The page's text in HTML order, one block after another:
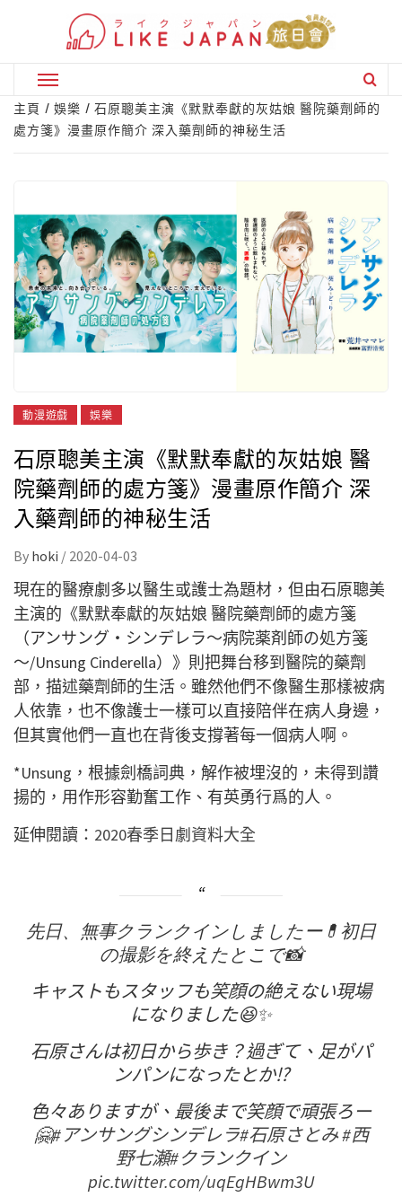
Primary
Menu
主頁 娛樂
石原聰美主演《默默奉獻的灰姑娘 醫院藥劑師的
處方箋》漫畫原作簡介 深入藥劑師的神秘生活
動漫遊戲 娛樂
石原聰美主演《默默奉獻的灰姑娘 醫
院藥劑師的處方箋》漫畫原作簡介 深
入藥劑師的神秘生活
By hoki / 2020-04-03
現在的醫療劇多以醫生或護士為題材，但由石原聰美
主演的《默默奉獻的灰姑娘 醫院藥劑師的處方箋
（アンサング・シンデレラ～病院薬剤師の処方箋
～/Unsung Cinderella）》則把舞台移到醫院的藥劑
部，描述藥劑師的生活。雖然他們不像醫生那樣被病
人依靠，也不像護士一樣可以直接陪伴在病人身邊，
但其實他們一直也在背後支撐著每一個病人啊。
*Unsung，根據劍橋詞典，解作被埋沒的，未得到讚
揚的，用作形容勤奮工作、有英勇行爲的人。
延伸閱讀： 2020春季日劇資料大全
先日、無事クランクインしましたー💊初日
の撮影を終えたとこで📸
キャストもスタッフも笑顔の絶えない現場
になりました😆✨
石原さんは初日から歩き？過ぎて、足がパ
ンパンになったとか⁉️
色々ありますが、最後まで笑顔で頑張ろー
🤗#アンサングシンデレラ#石原さとみ#西
野七瀬#クランクイン
pic.twitter.com/uqEgHBwm3U